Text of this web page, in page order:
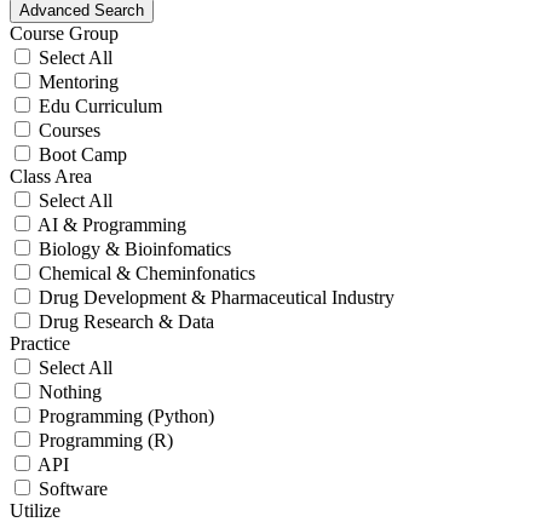
Advanced Search
Course Group
Select All
Mentoring
Edu Curriculum
Courses
Boot Camp
Class Area
Select All
AI & Programming
Biology & Bioinfomatics
Chemical & Cheminfonatics
Drug Development & Pharmaceutical Industry
Drug Research & Data
Practice
Select All
Nothing
Programming (Python)
Programming (R)
API
Software
Utilize